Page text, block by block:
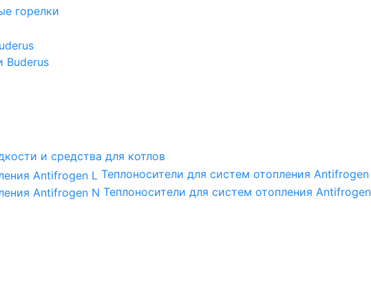
горелки
Buderus
и средства для котлов
Теплоносители для систем отопления
Теплоносители для систем отопления